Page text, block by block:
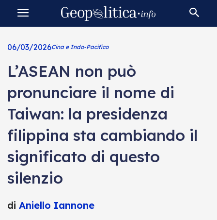
06/03/2026Cina e Indo-Pacifico
L’ASEAN non può
pronunciare il nome di
Taiwan: la presidenza
filippina sta cambiando il
significato di questo
silenzio
di Aniello Iannone